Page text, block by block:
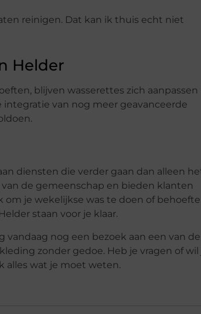
reinigen. Dat kan ik thuis echt niet
Helder
blijven wasserettes zich aanpassen
van nog meer geavanceerde
diensten die verder gaan dan alleen
de gemeenschap en bieden klanten
om je wekelijkse was te doen of behoefte
staan voor je klaar.
vandaag nog een bezoek aan een van de
zonder gedoe. Heb je vragen of wil
alles wat je moet weten.